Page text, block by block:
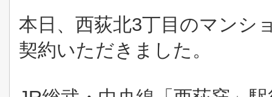
本日、西荻北3丁目のマンシ
契約いただきました。